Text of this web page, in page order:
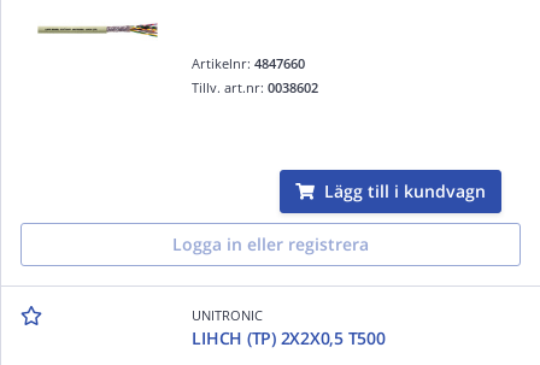
Artikelnr:4847660
Tillv. art.nr:0038602
Lägg till i kundvagn
Logga in eller registrera
UNITRONIC
LIHCH (TP) 2X2X0,5 T500